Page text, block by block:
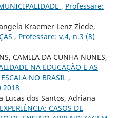
, Professare:
Kraemer Lenz Ziede,
, Professare: v.4, n.3 (8)
CAMILA DA CUNHA NUNES,
NA EDUCAÇÃO E AS
NO BRASIL ,
2018
Lucas dos Santos, Adriana
CASOS DE